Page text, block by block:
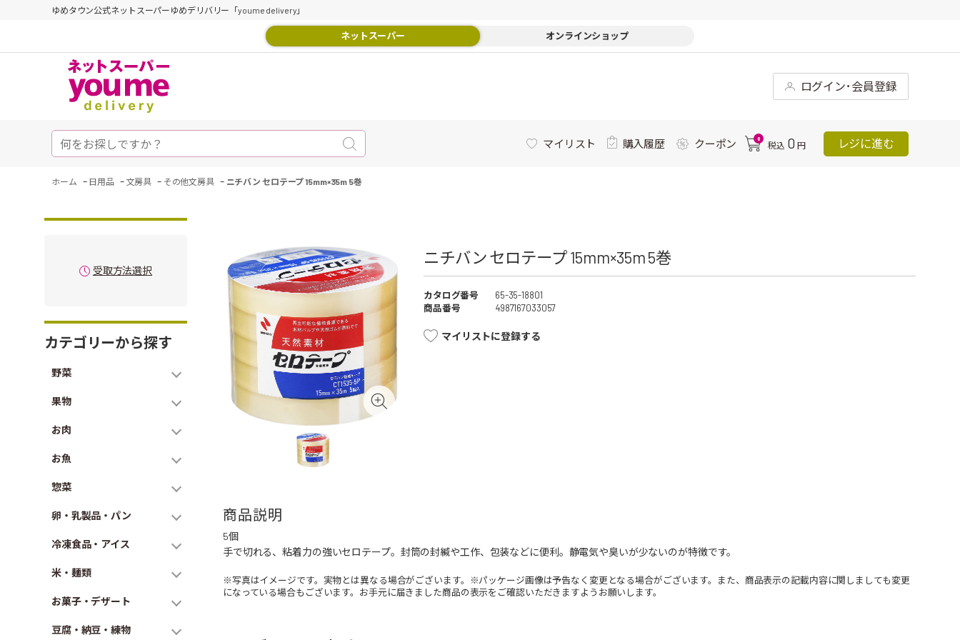
ゆめタウン公式ネットスーパーゆめデリバリー「youme delivery」
ネットスーパー オンラインショップ
ログイン･会員登録
マイリスト 購入履歴 クーポン 0
税込 0 円 レジに進む
ホーム - 日用品 - 文房具 - その他文房具 - ニチバン セロテープ 15mm×35m 5巻
受取方法選択
カテゴリーから探す
野菜
果物
お肉
お魚
惣菜
卵・乳製品・パン
冷凍食品・アイス
米・麺類
お菓子・デザート
豆腐・納豆・練物
ニチバン セロテープ 15mm×35m 5巻
カタログ番号
65-35-18801
商品番号
4987167033057
マイリストに登録する
商品説明
5個
手で切れる、粘着力の強いセロテープ。封筒の封緘や工作、包装などに便利。静電気や臭いが少ないのが特徴です。
※写真はイメージです。実物とは異なる場合がございます。※パッケージ画像は予告なく変更となる場合がございます。また、商品表示の記載内容に関しましても変更
になっている場合もございます。お手元に届きました商品の表示をご確認いただきますようお願いします。